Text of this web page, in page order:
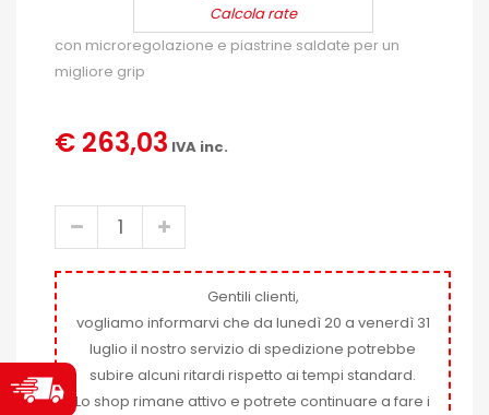
Calcola rate
con microregolazione e piastrine saldate per un
migliore grip
€ 263,03 IVA inc.
Gentili clienti,
vogliamo informarvi che da lunedì 20 a venerdì 31
luglio il nostro servizio di spedizione potrebbe
subire alcuni ritardi rispetto ai tempi standard.
Lo shop rimane attivo e potrete continuare a fare i